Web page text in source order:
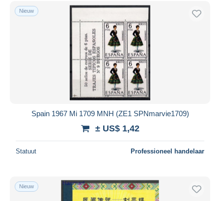
Nieuw
Spain 1967 Mi 1709 MNH (ZE1 SPNmarvie1709)
± US$ 1,42
Statuut Professioneel handelaar
Nieuw